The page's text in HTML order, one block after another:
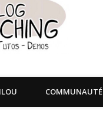
COMMUNAUTÉ